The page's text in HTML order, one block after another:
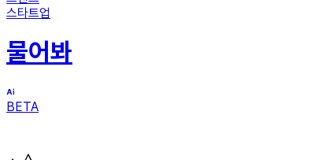
스타트업
물어봐
BETA